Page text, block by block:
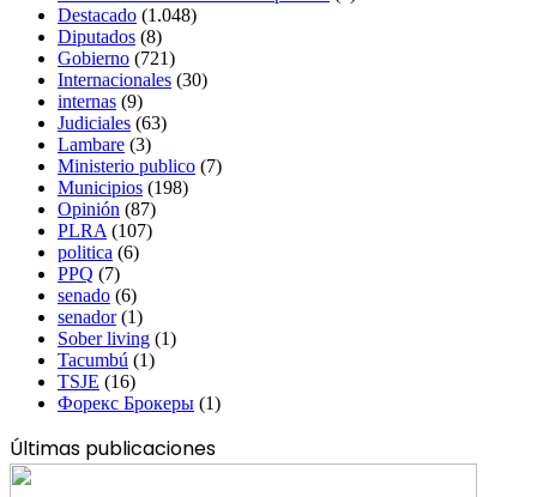
Destacado (1.048)
Diputados (8)
Gobierno (721)
Internacionales (30)
internas (9)
Judiciales (63)
Lambare (3)
Ministerio publico (7)
Municipios (198)
Opinión (87)
PLRA (107)
politica (6)
PPQ (7)
senado (6)
senador(1)
Sober living (1)
Tacumbú (1)
TSJE (16)
Форекс Брокеры (1)
Últimas publicaciones